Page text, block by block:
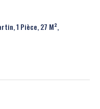
1 Pièce, 27 M²,